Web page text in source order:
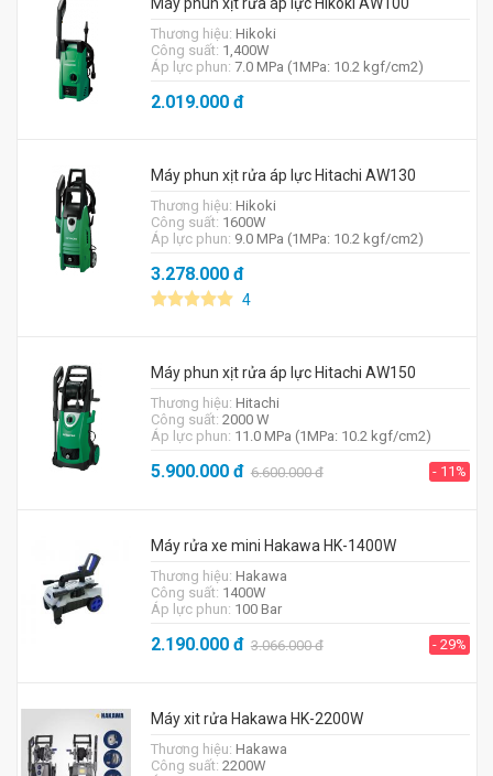
Thương hiệu: Hikoki
Công suất: 1,400W
Áp lực phun: 7.0 MPa (1MPa: 10.2 kgf/cm2)
2.019.000đ
Máy phun xịt rửa áp lực Hitachi AW130
Thương hiệu: Hikoki
Công suất: 1600W
Áp lực phun: 9.0 MPa (1MPa: 10.2 kgf/cm2)
3.278.000đ
4
Máy phun xịt rửa áp lực Hitachi AW150
Thương hiệu: Hitachi
Công suất: 2000 W
Áp lực phun: 11.0 MPa (1MPa: 10.2 kgf/cm2)
5.900.000đ 6.600.000đ - 11%
Máy rửa xe mini Hakawa HK-1400W
Thương hiệu: Hakawa
Công suất: 1400W
Áp lực phun: 100 Bar
2.190.000đ 3.066.000đ - 29%
Máy xit rửa Hakawa HK-2200W
Thương hiệu: Hakawa
Công suất: 2200W